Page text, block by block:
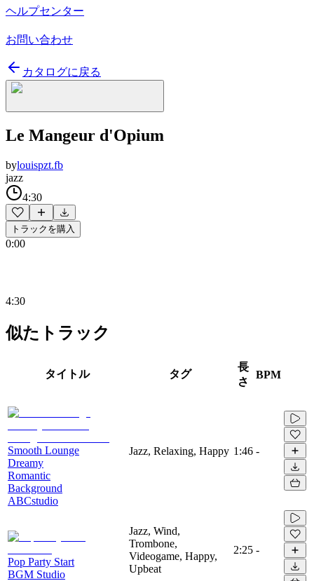
ヘルプセンター
お問い合わせ
カタログに戻る
Le Mangeur d'Opium
bylouispzt.fb
jazz
4:30
トラックを購入
0:00
4:30
似たトラック
タイトル タグ
長
さ
BPM
Smooth Lounge
Dreamy
Romantic
Background
ABCstudio
Jazz, Relaxing, Happy 1:46 -
Pop Party Start
BGM Studio
Jazz, Wind,
Trombone,
Videogame, Happy,
Upbeat
2:25 -